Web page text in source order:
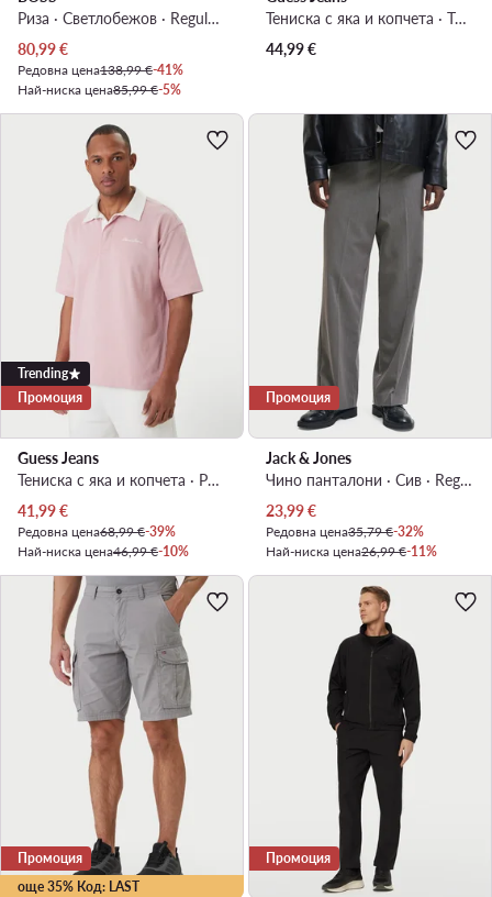
Риза · Светлобежов · Regular Fit
Актуална цена
80,99€
Редовна цена138,99 €-41%
Най-ниска цена85,99 €-5%
Тениска с яка и копчета · Тъмносин
44,99€
Trending
Промоция
Guess Jeans
Тениска с яка и копчета · Розов
Актуална цена
41,99€
Редовна цена68,99 €-39%
Най-ниска цена46,99 €-10%
Промоция
Jack & Jones
Чино панталони · Сив · Regular Fit
Актуална цена
23,99€
Редовна цена35,79 €-32%
Най-ниска цена26,99 €-11%
още 35% Код: LAST
Промоция Промоция